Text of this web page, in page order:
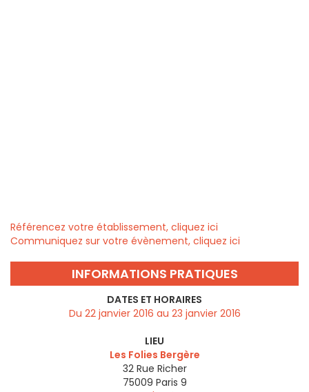
Référencez votre établissement, cliquez ici
Communiquez sur votre évènement, cliquez ici
INFORMATIONS PRATIQUES
DATES ET HORAIRES
Du 22 janvier 2016 au 23 janvier 2016
LIEU
Les Folies Bergère
32 Rue Richer
75009 Paris 9